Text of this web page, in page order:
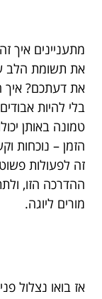
מתעניינים איך
את תשומת הלב
את דעתכם? איך
בלי להיות
טמונה באותן
הזמן – נוכחות
זה לפעולות
ההדרכה הזו,
מורים ליוגה.
אז בואו נצלול